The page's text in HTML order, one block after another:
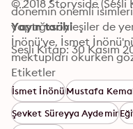
dönemin önemli
yaptığı söyleşiler de
İnönü'ye, İsmet
mektupları okurken
olamayacaksınız.
© 2018 Storyside (Sesli
Yayın tarihi
Sesli Kitap: 30 Kasım
Etiketler
İsmet İnönüMustafa
Şevket Süreyya Aydemir